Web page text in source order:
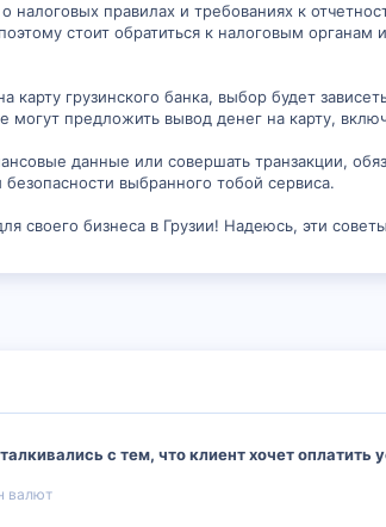
налоговых правилах и требованиях к
стоит обратиться к налоговым
карту грузинского банка, выбор будет
предложить вывод денег на карту,
данные или совершать транзакции,
выбранного тобой сервиса.
своего бизнеса в Грузии! Надеюсь, эти
с тем, что клиент хочет
валют